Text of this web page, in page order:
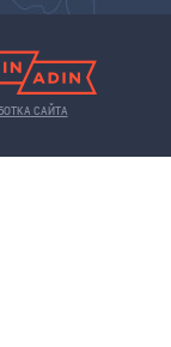
САЙТА